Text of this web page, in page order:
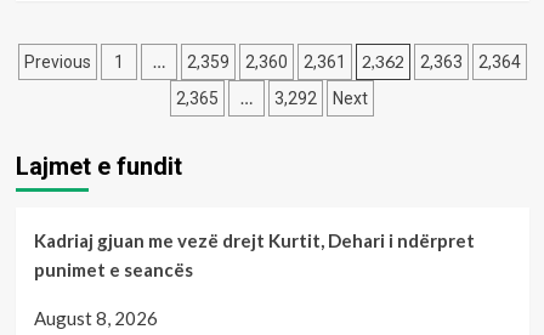
klubit
dhe
Turqia,
të
Evropë
Posts
pagination
Previous 1 … 2,359 2,360 2,361 2,362 2,363
2,364
2,365
… 3,292 Next
Lajmet e fundit
Kadriaj gjuan me vezë drejt Kurtit, Dehari i ndërpret
punimet e seancës
August 8, 2026